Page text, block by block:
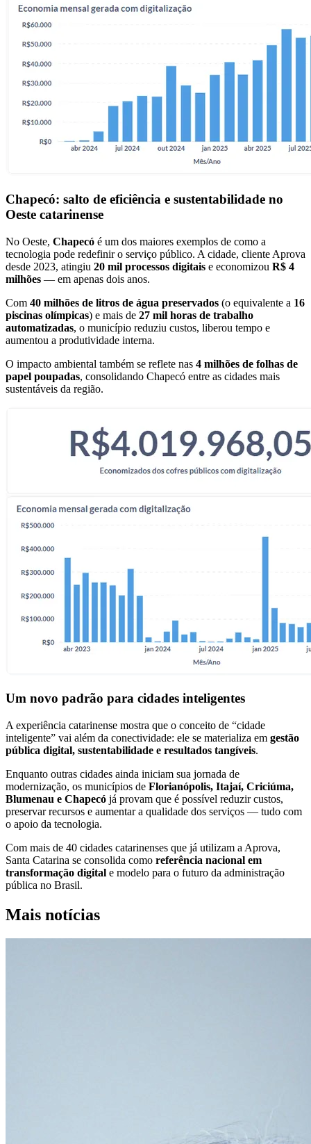
Chapecó: salto de eficiência e sustentabilidade no
Oeste catarinense
No Oeste, Chapecó é um dos maiores exemplos de como a
tecnologia pode redefinir o serviço público. A cidade, cliente Aprova
desde 2023, atingiu 20 mil processos digitais e economizou R$ 4
milhões — em apenas dois anos.
Com 40 milhões de litros de água preservados (o equivalente a 16
piscinas olímpicas) e mais de 27 mil horas de trabalho
automatizadas, o município reduziu custos, liberou tempo e
aumentou a produtividade interna.
O impacto ambiental também se reflete nas 4 milhões de folhas de
papel poupadas, consolidando Chapecó entre as cidades mais
sustentáveis da região.
Um novo padrão para cidades inteligentes
A experiência catarinense mostra que o conceito de “cidade
inteligente” vai além da conectividade: ele se materializa em gestão
pública digital, sustentabilidade e resultados tangíveis.
Enquanto outras cidades ainda iniciam sua jornada de
modernização, os municípios de Florianópolis, Itajaí, Criciúma,
Blumenau e Chapecó já provam que é possível reduzir custos,
preservar recursos e aumentar a qualidade dos serviços — tudo com
o apoio da tecnologia.
Com mais de 40 cidades catarinenses que já utilizam a Aprova,
Santa Catarina se consolida como referência nacional em
transformação digital e modelo para o futuro da administração
pública no Brasil.
Mais notícias